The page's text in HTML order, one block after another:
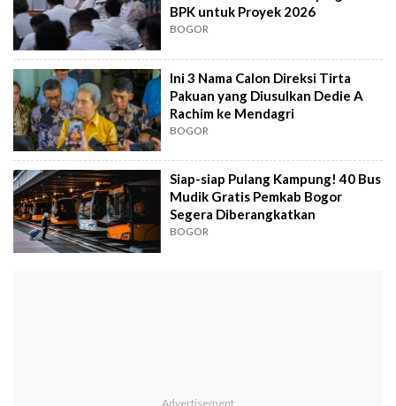
BPK untuk Proyek 2026
BOGOR
Ini 3 Nama Calon Direksi Tirta
Pakuan yang Diusulkan Dedie A
Rachim ke Mendagri
BOGOR
Siap-siap Pulang Kampung! 40 Bus
Mudik Gratis Pemkab Bogor
Segera Diberangkatkan
BOGOR